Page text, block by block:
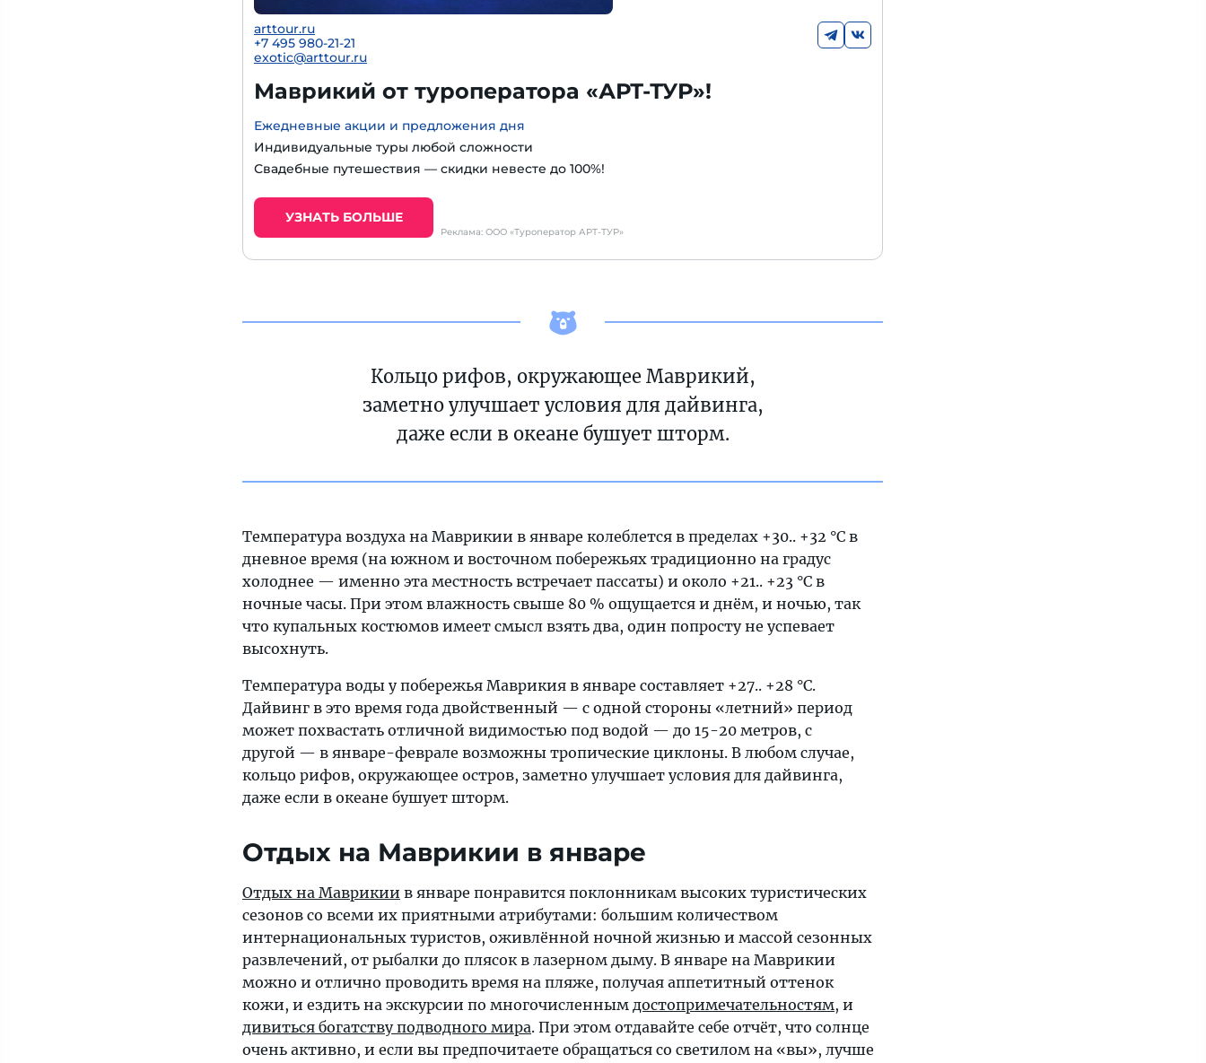
arttour.ru
+7 495 980-21-21
exotic@arttour.ru
Маврикий от туроператора «АРТ-ТУР»!
Ежедневные акции и предложения дня
Индивидуальные туры любой сложности
Свадебные путешествия — скидки невесте до 100%!
УЗНАТЬ БОЛЬШЕ
Реклама: ООО «Туроператор АРТ-ТУР»
Кольцо рифов, окружающее Маврикий,
заметно улучшает условия для дайвинга,
даже если в океане бушует шторм.
Температура воздуха на Маврикии в январе колеблется в пределах +30.. +32 °C в
дневное время (на южном и восточном побережьях традиционно на градус
холоднее — именно эта местность встречает пассаты) и около +21.. +23 °C в
ночные часы. При этом влажность свыше 80 % ощущается и днём, и ночью, так
что купальных костюмов имеет смысл взять два, один попросту не успевает
высохнуть.
Температура воды у побережья Маврикия в январе составляет +27.. +28 °C.
Дайвинг в это время года двойственный — с одной стороны «летний» период
может похвастать отличной видимостью под водой — до 15-20 метров, с
другой — в январе-феврале возможны тропические циклоны. В любом случае,
кольцо рифов, окружающее остров, заметно улучшает условия для дайвинга,
даже если в океане бушует шторм.
Отдых на Маврикии в январе
Отдых на Маврикии в январе понравится поклонникам высоких туристических
сезонов со всеми их приятными атрибутами: большим количеством
интернациональных туристов, оживлённой ночной жизнью и массой сезонных
развлечений, от рыбалки до плясок в лазерном дыму. В январе на Маврикии
можно и отлично проводить время на пляже, получая аппетитный оттенок
кожи, и ездить на экскурсии по многочисленным достопримечательностям, и
дивиться богатству подводного мира. При этом отдавайте себе отчёт, что солнце
очень активно, и если вы предпочитаете обращаться со светилом на «вы», лучше